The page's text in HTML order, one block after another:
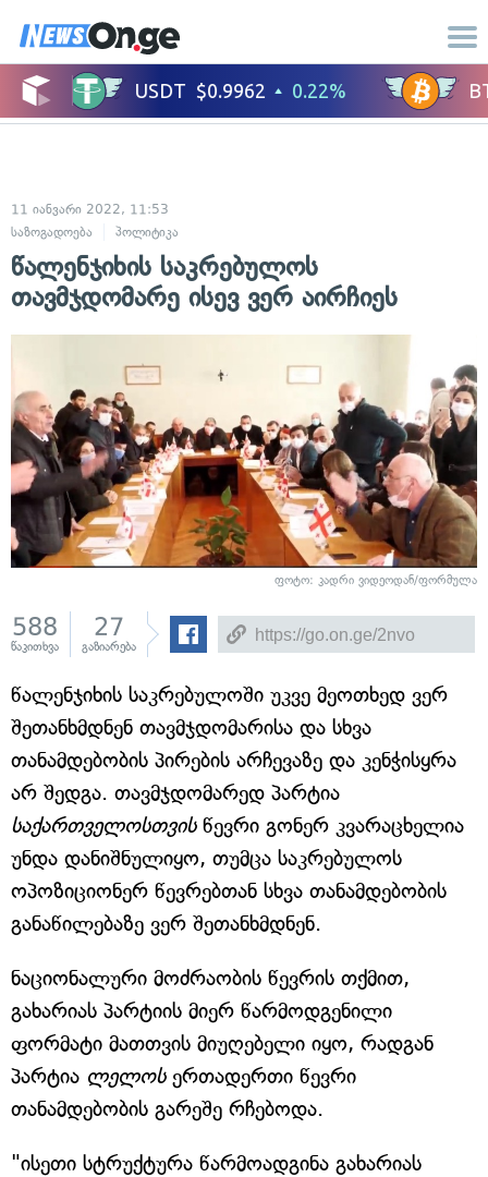
11 იანვარი 2022, 11:53
საზოგადოება
პოლიტიკა
წალენჯიხის საკრებულოს
თავმჯდომარე ისევ ვერ აირჩიეს
ფოტო: კადრი ვიდეოდან/ფორმულა
588
წაკითხვა
27
გაზიარება
წალენჯიხის საკრებულოში უკვე მეოთხედ ვერ
შეთანხმდნენ თავმჯდომარისა და სხვა
თანამდებობის პირების არჩევაზე და კენჭისყრა
არ შედგა. თავმჯდომარედ პარტია
საქართველოსთვისწევრი გონერ კვარაცხელია
უნდა დანიშნულიყო, თუმცა საკრებულოს
ოპოზიციონერ წევრებთან სხვა თანამდებობის
განაწილებაზე ვერ შეთანხმდნენ.
ნაციონალური მოძრაობის წევრის თქმით,
გახარიას პარტიის მიერ წარმოდგენილი
ფორმატი მათთვის მიუღებელი იყო, რადგან
პარტია ლელოსერთადერთი წევრი
თანამდებობის გარეშე რჩებოდა.
"ისეთი სტრუქტურა წარმოადგინა გახარიას